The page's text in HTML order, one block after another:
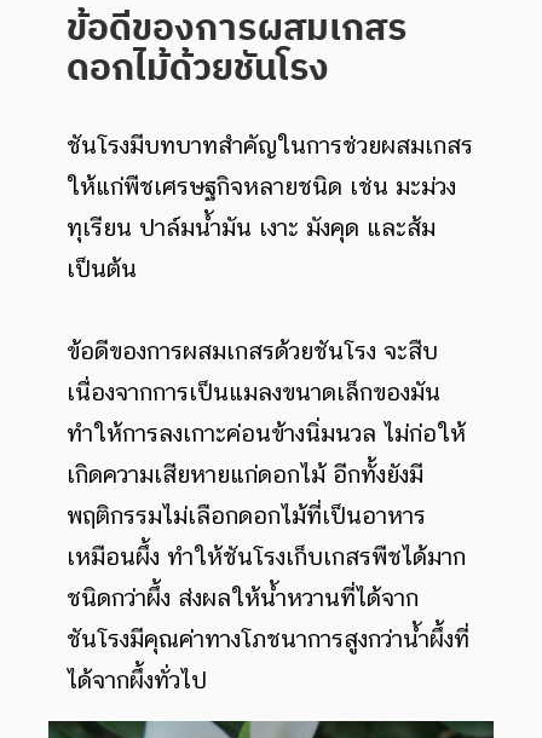
ข้อดีของการผสมเกสร
ดอกไม้ด้วยชันโรง
ชันโรงมีบทบาทสำคัญในการช่วยผสมเกสร
ให้แก่พืชเศรษฐกิจหลายชนิด เช่น มะม่วง
ทุเรียน ปาล์มน้ำมัน เงาะ มังคุด และส้ม
เป็นต้น
ข้อดีของการผสมเกสรด้วยชันโรง จะสืบ
เนื่องจากการเป็นแมลงขนาดเล็กของมัน
ทำให้การลงเกาะค่อนข้างนิ่มนวล ไม่ก่อให้
เกิดความเสียหายแก่ดอกไม้ อีกทั้งยังมี
พฤติกรรมไม่เลือกดอกไม้ที่เป็นอาหาร
เหมือนผึ้ง ทำให้ชันโรงเก็บเกสรพืชได้มาก
ชนิดกว่าผึ้ง ส่งผลให้น้ำหวานที่ได้จาก
ชันโรงมีคุณค่าทางโภชนาการสูงกว่าน้ำผึ้งที่
ได้จากผึ้งทั่วไป